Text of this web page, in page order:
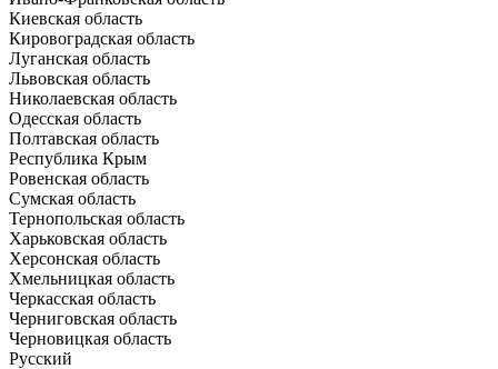
Киевская область
Кировоградская область
Луганская область
Львовская область
Николаевская область
Одесская область
Полтавская область
Республика Крым
Ровенская область
Сумская область
Тернопольская область
Харьковская область
Херсонская область
Хмельницкая область
Черкасская область
Черниговская область
Черновицкая область
Русский